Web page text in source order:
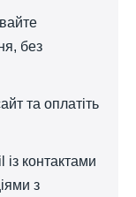
без
та оплатіть
контактами
з